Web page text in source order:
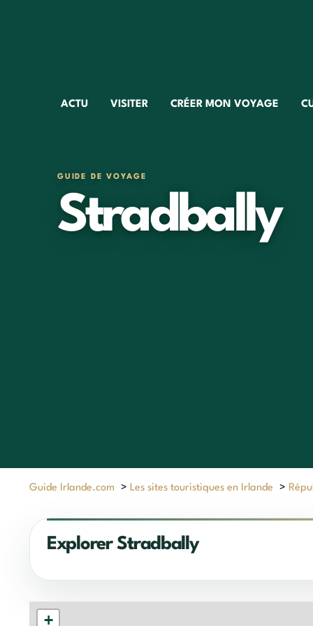
ACTU VISITER CRÉER MON VOYAGE
GUIDE DE VOYAGE
Stradbally
Guide Irlande.com > Les sites touristiques en Irlande >
Explorer Stradbally
+